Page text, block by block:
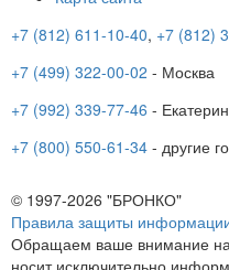
+7 (812) 611-10-40, +7 (812)
+7 (499) 322-00-02 - Москва
+7 (992) 339-77-46 -
+7 (800) 550-61-34 - другие
© 1997-2026 "БРОНКО"
Правила защиты
Обращаем ваше внимание на